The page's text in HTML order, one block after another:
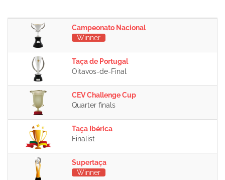
Campeonato Nacional
Winner
Taça de Portugal
Oitavos-de-Final
CEV Challenge Cup
Quarter finals
Taça Ibérica
Finalist
Supertaça
Winner